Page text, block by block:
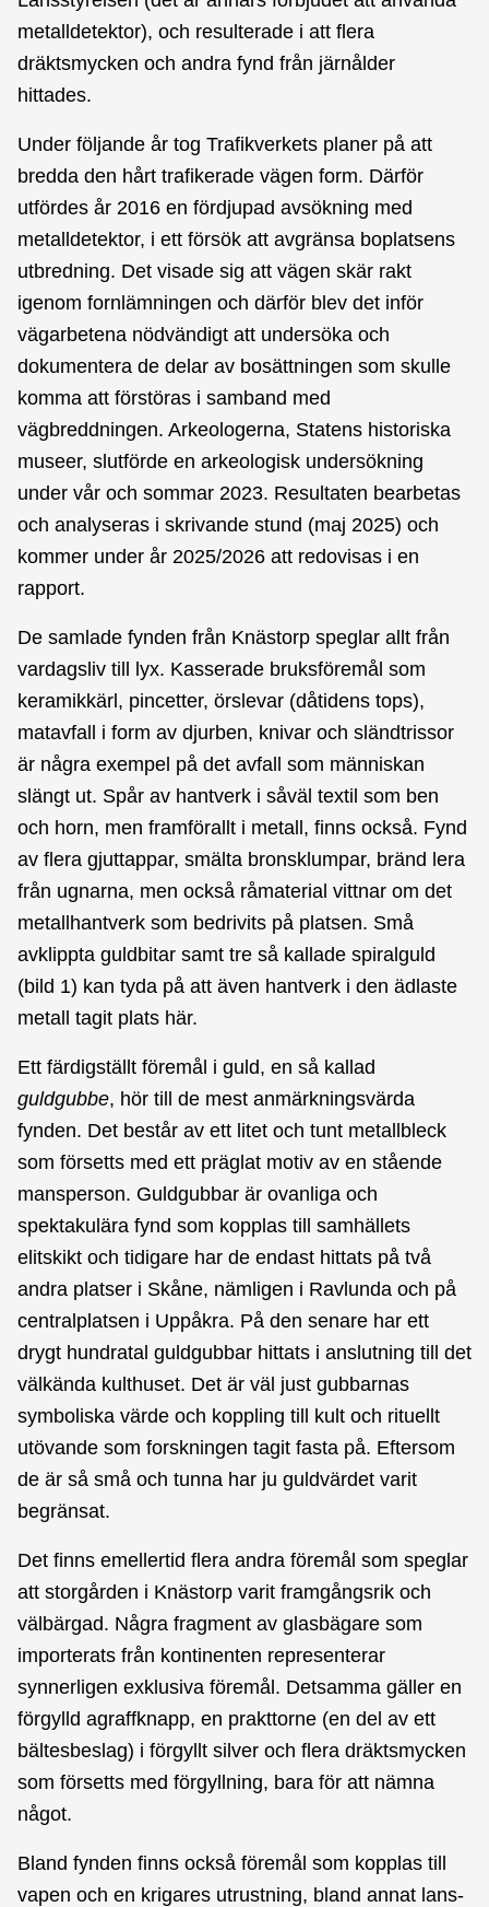
metalldetektor), och resulterade i att flera
dräktsmycken och andra fynd från järnålder
hittades.
Under följande år tog Trafikverkets planer på att
bredda den hårt trafikerade vägen form. Därför
utfördes år 2016 en fördjupad avsökning med
metalldetektor, i ett försök att avgränsa boplatsens
utbredning. Det visade sig att vägen skär rakt
igenom fornlämningen och därför blev det inför
vägarbetena nödvändigt att undersöka och
dokumentera de delar av bosättningen som skulle
komma att förstöras i samband med
vägbreddningen. Arkeologerna, Statens historiska
museer, slutförde en arkeologisk undersökning
under vår och sommar 2023. Resultaten bearbetas
och analyseras i skrivande stund (maj 2025) och
kommer under år 2025/2026 att redovisas i en
rapport.
De samlade fynden från Knästorp speglar allt från
vardagsliv till lyx. Kasserade bruksföremål som
keramikkärl, pincetter, örslevar (dåtidens tops),
matavfall i form av djurben, knivar och sländtrissor
är några exempel på det avfall som människan
slängt ut. Spår av hantverk i såväl textil som ben
och horn, men framförallt i metall, finns också. Fynd
av flera gjuttappar, smälta bronsklumpar, bränd lera
från ugnarna, men också råmaterial vittnar om det
metallhantverk som bedrivits på platsen. Små
avklippta guldbitar samt tre så kallade spiralguld
(bild 1) kan tyda på att även hantverk i den ädlaste
metall tagit plats här.
Ett färdigställt föremål i guld, en så kallad
guldgubbe, hör till de mest anmärkningsvärda
fynden. Det består av ett litet och tunt metallbleck
som försetts med ett präglat motiv av en stående
mansperson. Guldgubbar är ovanliga och
spektakulära fynd som kopplas till samhällets
elitskikt och tidigare har de endast hittats på två
andra platser i Skåne, nämligen i Ravlunda och på
centralplatsen i Uppåkra. På den senare har ett
drygt hundratal guldgubbar hittats i anslutning till det
välkända kulthuset. Det är väl just gubbarnas
symboliska värde och koppling till kult och rituellt
utövande som forskningen tagit fasta på. Eftersom
de är så små och tunna har ju guldvärdet varit
begränsat.
Det finns emellertid flera andra föremål som speglar
att storgården i Knästorp varit framgångsrik och
välbärgad. Några fragment av glasbägare som
importerats från kontinenten representerar
synnerligen exklusiva föremål. Detsamma gäller en
förgylld agraffknapp, en prakttorne (en del av ett
bältesbeslag) i förgyllt silver och flera dräktsmycken
som försetts med förgyllning, bara för att nämna
något.
Bland fynden finns också föremål som kopplas till
vapen och en krigares utrustning, bland annat lans-